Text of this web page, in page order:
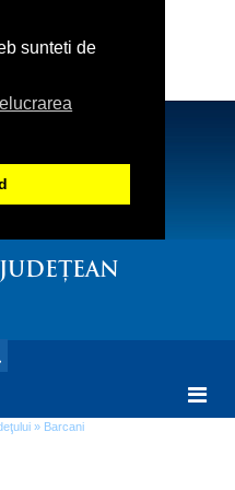
sunteti de
» Barcani